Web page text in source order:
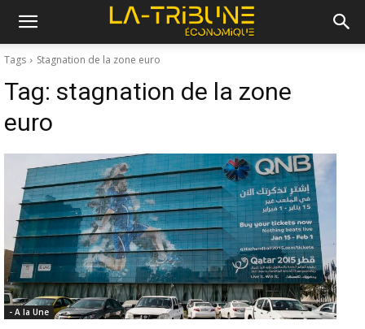
Tags Stagnation de la zone euro
Tag: stagnation de la zone
euro
- A la Une